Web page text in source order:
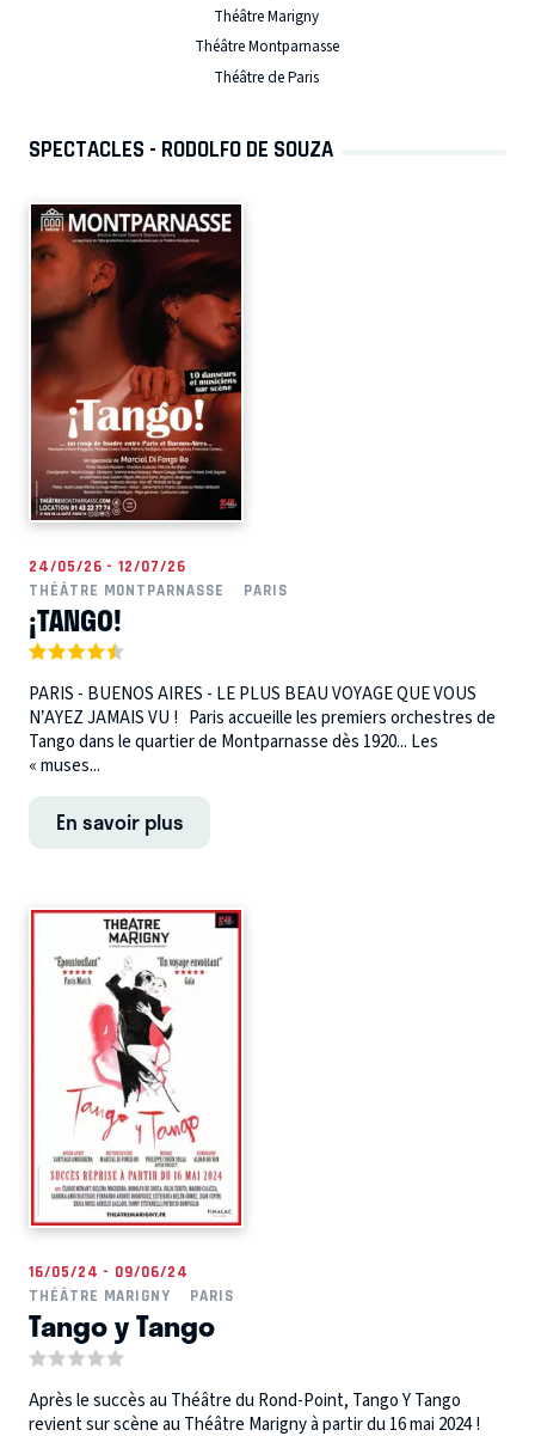
Théâtre Marigny
Théâtre Montparnasse
Théâtre de Paris
SPECTACLES - RODOLFO DE SOUZA
24/05/26 - 12/07/26
THÉÂTRE MONTPARNASSE
PARIS
¡TANGO!
PARIS - BUENOS AIRES - LE PLUS BEAU VOYAGE QUE VOUS
N’AYEZ JAMAIS VU ! Paris accueille les premiers orchestres de
Tango dans le quartier de Montparnasse dès 1920... Les
« muses...
En savoir plus
16/05/24 - 09/06/24
THÉÂTRE MARIGNY
PARIS
Tango y Tango
Après le succès au Théâtre du Rond-Point, Tango Y Tango
revient sur scène au Théâtre Marigny à partir du 16 mai 2024 !